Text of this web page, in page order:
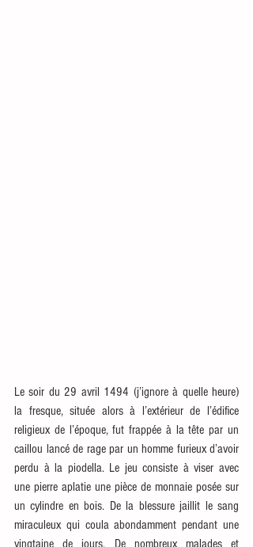
Le soir du 29 avril 1494 (j’ignore à quelle heure)
la fresque, située alors à l’extérieur de l’édifice
religieux de l’époque, fut frappée à la tête par un
caillou lancé de rage par un homme furieux d’avoir
perdu à la piodella. Le jeu consiste à viser avec
une pierre aplatie une pièce de monnaie posée sur
un cylindre en bois. De la blessure jaillit le sang
miraculeux qui coula abondamment pendant une
vingtaine de jours. De nombreux malades et